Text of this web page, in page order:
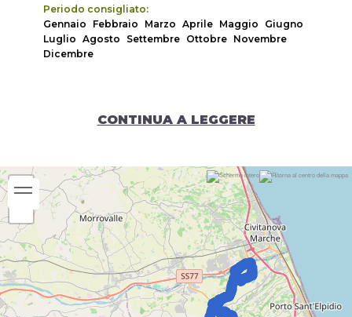
Periodo consigliato:
Gennaio
Febbraio Marzo Aprile Maggio
Giugno
Luglio Agosto Settembre Ottobre Novembre
Dicembre
CONTINUA A LEGGERE